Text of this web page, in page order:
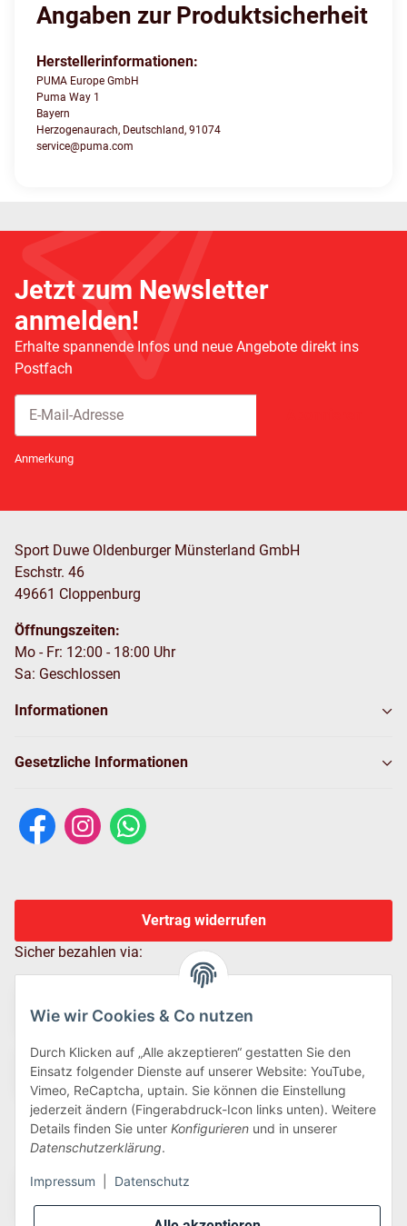
Wie wir Cookies & Co nutzen
Durch Klicken auf „Alle akzeptieren“ gestatten Sie den
Einsatz folgender Dienste auf unserer Website: YouTube,
Vimeo, ReCaptcha, uptain. Sie können die Einstellung
jederzeit ändern (Fingerabdruck-Icon links unten). Weitere
Details finden Sie unter Konfigurieren und in unserer
Datenschutzerklärung.
Impressum Datenschutz
Angaben zur Produktsicherheit
Herstellerinformationen:
PUMA Europe GmbH
Puma Way 1
Bayern
Herzogenaurach, Deutschland, 91074
service@puma.com
Jetzt zum Newsletter
anmelden!
Erhalte spannende Infos und neue Angebote direkt ins
Postfach
Anmerkung
Sport Duwe Oldenburger Münsterland GmbH
Eschstr. 46
49661 Cloppenburg
Öffnungszeiten:
Mo - Fr: 12:00 - 18:00 Uhr
Sa: Geschlossen
Informationen
Gesetzliche Informationen
Vertrag widerrufen
Sicher bezahlen via:
Wir versenden via: